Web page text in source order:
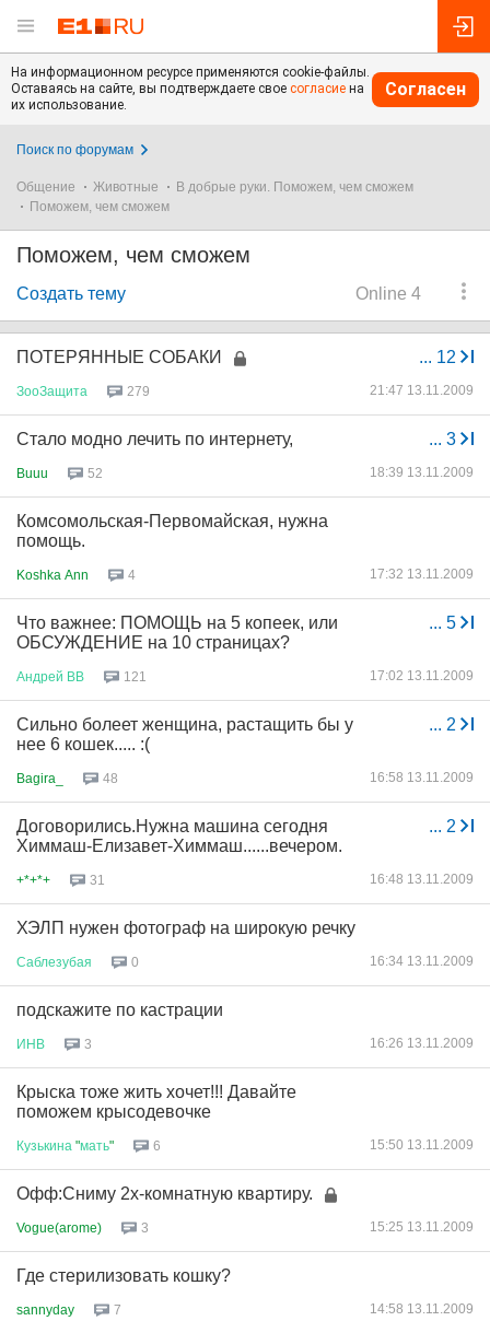
На информационном ресурсе применяются cookie-файлы.
Оставаясь на сайте, вы подтверждаете свое согласие на
их использование.
Согласен
Поиск по форумам
Общение Животные
В добрые руки. Поможем, чем сможем
Поможем, чем сможем
Поможем, чем сможем
Online 4
Создать тему
... 12
ПОТЕРЯННЫЕ СОБАКИ
ЗооЗащита 279 21:47 13.11.2009
... 3
Стало модно лечить по интернету,
Buuu 52 18:39 13.11.2009
Комсомольская-Первомайская, нужна
помощь.
Koshka Ann 4 17:32 13.11.2009
... 5
Что важнее: ПОМОЩЬ на 5 копеек, или
ОБСУЖДЕНИЕ на 10 страницах?
Андрей ВВ 121 17:02 13.11.2009
... 2
Сильно болеет женщина, растащить бы у
нее 6 кошек..... :(
Bagira_ 48 16:58 13.11.2009
... 2
Договорились.Нужна машина сегодня
Химмаш-Елизавет-Химмаш......вечером.
+*+*+ 31 16:48 13.11.2009
ХЭЛП нужен фотограф на широкую речку
Саблезубая 0 16:34 13.11.2009
подскажите по кастрации
ИНВ 3 16:26 13.11.2009
Крыска тоже жить хочет!!! Давайте
поможем крысодевочке
Кузькина "мать" 6 15:50 13.11.2009
Офф:Сниму 2х-комнатную квартиру.
Vogue(arome) 3 15:25 13.11.2009
Где стерилизовать кошку?
sannyday 7 14:58 13.11.2009